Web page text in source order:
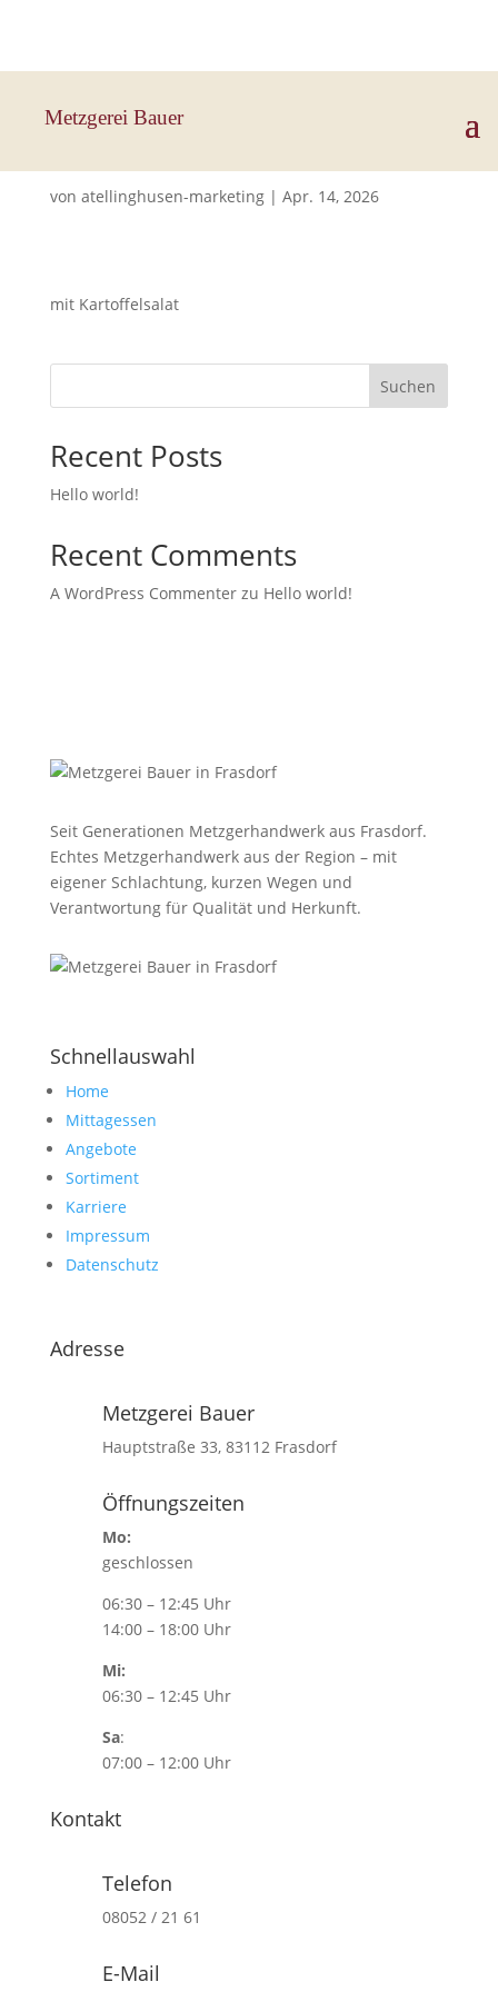
Metzgerei Bauer
von atellinghusen-marketing| Apr. 14, 2026
mit Kartoffelsalat
Suchen
Recent Posts
Hello world!
Recent Comments
A WordPress Commenterzu Hello world!
Seit Generationen Metzgerhandwerk aus Frasdorf.
Echtes Metzgerhandwerk aus der Region – mit
eigener Schlachtung, kurzen Wegen und
Verantwortung für Qualität und Herkunft.
Schnellauswahl
Home
Mittagessen
Angebote
Sortiment
Karriere
Impressum
Datenschutz
Adresse
Metzgerei Bauer
Hauptstraße 33, 83112 Frasdorf
Öffnungszeiten
Mo:
geschlossen
06:30 – 12:45 Uhr
14:00 – 18:00 Uhr
Mi:
06:30 – 12:45 Uhr
Sa:
07:00 – 12:00 Uhr
Kontakt
Telefon
08052 / 21 61
E-Mail